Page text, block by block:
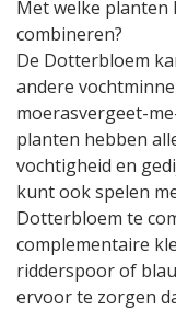
Met welke planten
combineren?
De Dotterbloem
andere
moerasvergeet-
planten hebben
vochtigheid en
kunt ook spelen
Dotterbloem te
complementaire
ridderspoor of
ervoor te zorgen